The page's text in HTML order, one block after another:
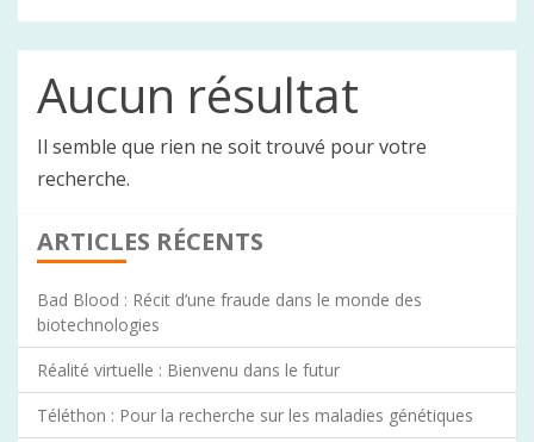
Aucun résultat
Il semble que rien ne soit trouvé pour votre
recherche.
ARTICLES RÉCENTS
Bad Blood : Récit d’une fraude dans le monde des
biotechnologies
Réalité virtuelle : Bienvenu dans le futur
Téléthon : Pour la recherche sur les maladies génétiques